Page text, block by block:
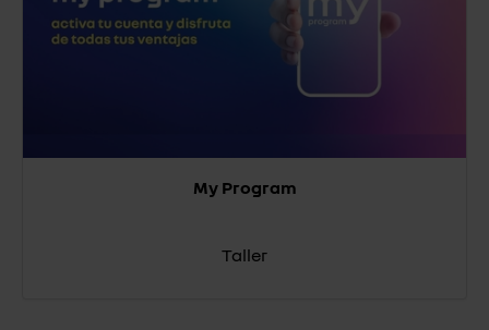
My Program
Taller